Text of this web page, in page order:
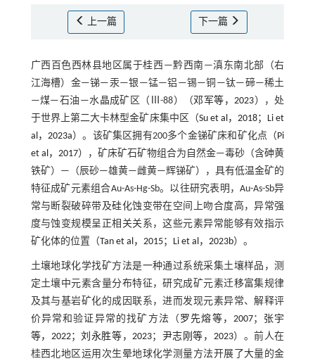
上一篇 下一篇
广西百色西林县地区属于桂西—黔西南—滇东南北部（右
江海槽）金—锑—汞—银—锰—铝—锡—铜—钛—碲—稀土
—煤—石油—水晶成矿区（Ⅲ-88）（邓军等，2023），处
于世界上第二大卡林型金矿床集中区（Su et al，2018； Li et
al，2023a）。该矿集区拥有200多个金锑矿床和矿化点（Pi
et al，2017），矿床矿石矿物组合为自然金—毒砂（含砷黄
铁矿）—（辰砂—雄黄—雌黄—辉锑矿），具有低温金矿的
特征成矿元素组合Au-As-Hg-Sb。以往研究表明，Au-As-Sb异
常与断裂破碎带及硅化蚀变带在空间上吻合度高，异常强
度与蚀变规模呈正相关关系，这些元素异常能够有效指示
矿化体的位置（Tan et al，2015； Li et al，2023b）。
土壤地球化学找矿方法是一种通过系统采集土壤样品，测
定土壤中元素含量分布特征，研究成矿元素迁移富集规律
及其与基岩矿化的成因联系，进而发现元素异常、解释评
价异常和验证异常的找矿方法（ 罗先熔等，2007；
张宇
等，2022； 刘永胜等，2023； 尹志刚等，2023）。前人在
桂西北地区运用次生晕地球化学测量方法开展了大量的金